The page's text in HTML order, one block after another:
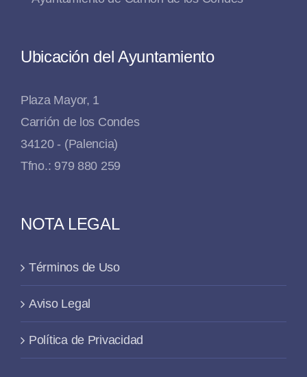
Ubicación del Ayuntamiento
Plaza Mayor, 1
Carrión de los Condes
34120 - (Palencia)
Tfno.: 979 880 259
NOTA LEGAL
Términos de Uso
Aviso Legal
Política de Privacidad